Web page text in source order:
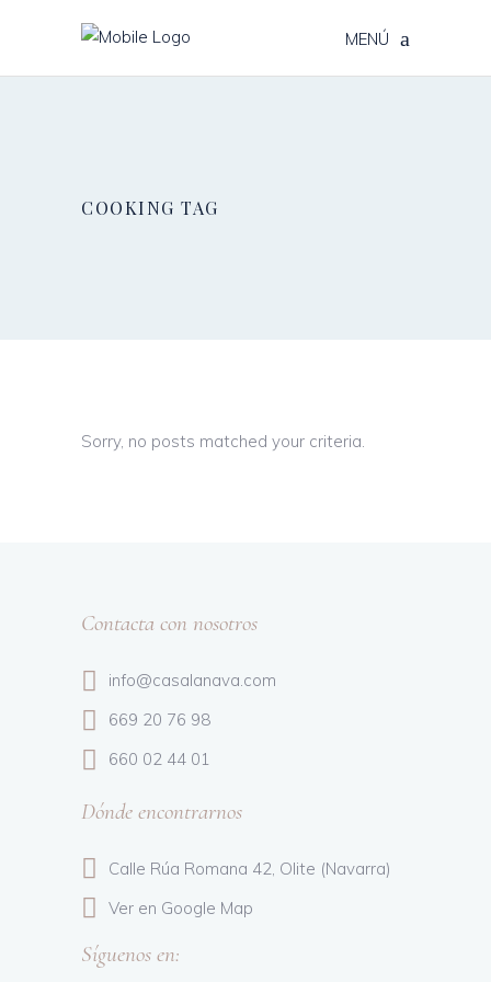
MENÚ
COOKING TAG
Sorry, no posts matched your criteria.
Contacta con nosotros
info@casalanava.com
669 20 76 98
660 02 44 01
Dónde encontrarnos
Calle Rúa Romana 42, Olite (Navarra)
Ver en Google Map
Síguenos en: